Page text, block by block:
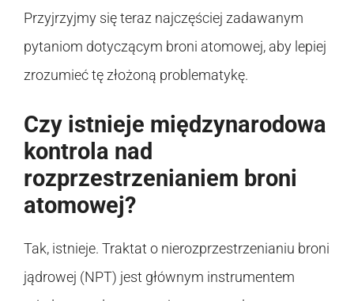
Przyjrzyjmy się teraz najczęściej zadawanym
pytaniom dotyczącym broni atomowej, aby lepiej
zrozumieć tę złożoną problematykę.
Czy istnieje międzynarodowa
kontrola nad
rozprzestrzenianiem broni
atomowej?
Tak, istnieje. Traktat o nierozprzestrzenianiu broni
jądrowej (NPT) jest głównym instrumentem